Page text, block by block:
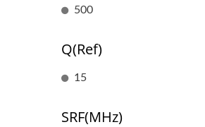
500
Q(Ref)
15
SRF(MHz)